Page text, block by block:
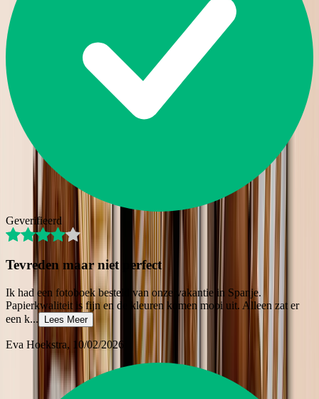
Geverifieerd
Tevreden maar niet perfect
Ik had een fotoboek besteld van onze vakantie in Spanje.
Papierkwaliteit is fijn en de kleuren komen mooi uit. Alleen zat er
een k... Lees Meer
Eva Hoekstra, 10/02/2026